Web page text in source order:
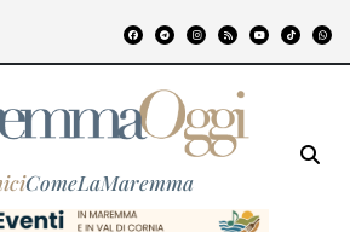
ComeLaMaremma